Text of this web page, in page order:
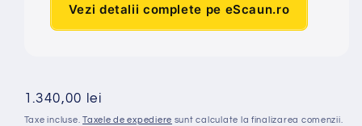
Vezi detalii complete pe eScaun.ro
Preț
obișnuit
1.340,00 lei
Taxe incluse.Taxele de expediere sunt calculate la finalizarea comenzii.